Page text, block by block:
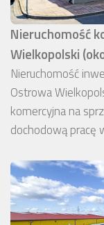
Nieruchomość
Wielkopolski
Nieruchomość
Ostrowa
komercyjna na
dochodową pracę